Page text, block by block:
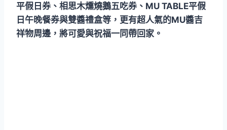
平假日券、相思木燻燒鵝五吃券、MU TABLE平假
日午晚餐券與雙醬禮盒等，更有超人氣的MU醬吉
祥物周邊，將可愛與祝福一同帶回家。